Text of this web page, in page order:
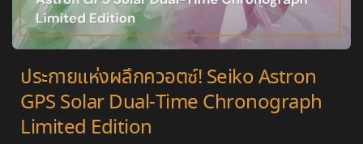
ประกายแห่งผลึกควอตซ์! Seiko Astron
GPS Solar Dual-Time Chronograph
Limited Edition